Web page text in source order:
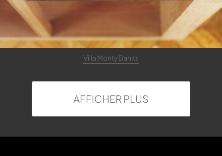
Villa Monty Banks
AFFICHER PLUS